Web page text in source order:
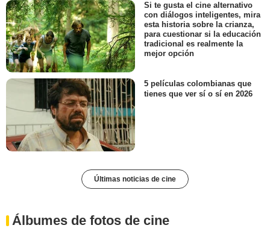
Si te gusta el cine alternativo
con diálogos inteligentes, mira
esta historia sobre la crianza,
para cuestionar si la educación
tradicional es realmente la
mejor opción
5 películas colombianas que
tienes que ver sí o sí en 2026
Últimas noticias de cine
Álbumes de fotos de cine